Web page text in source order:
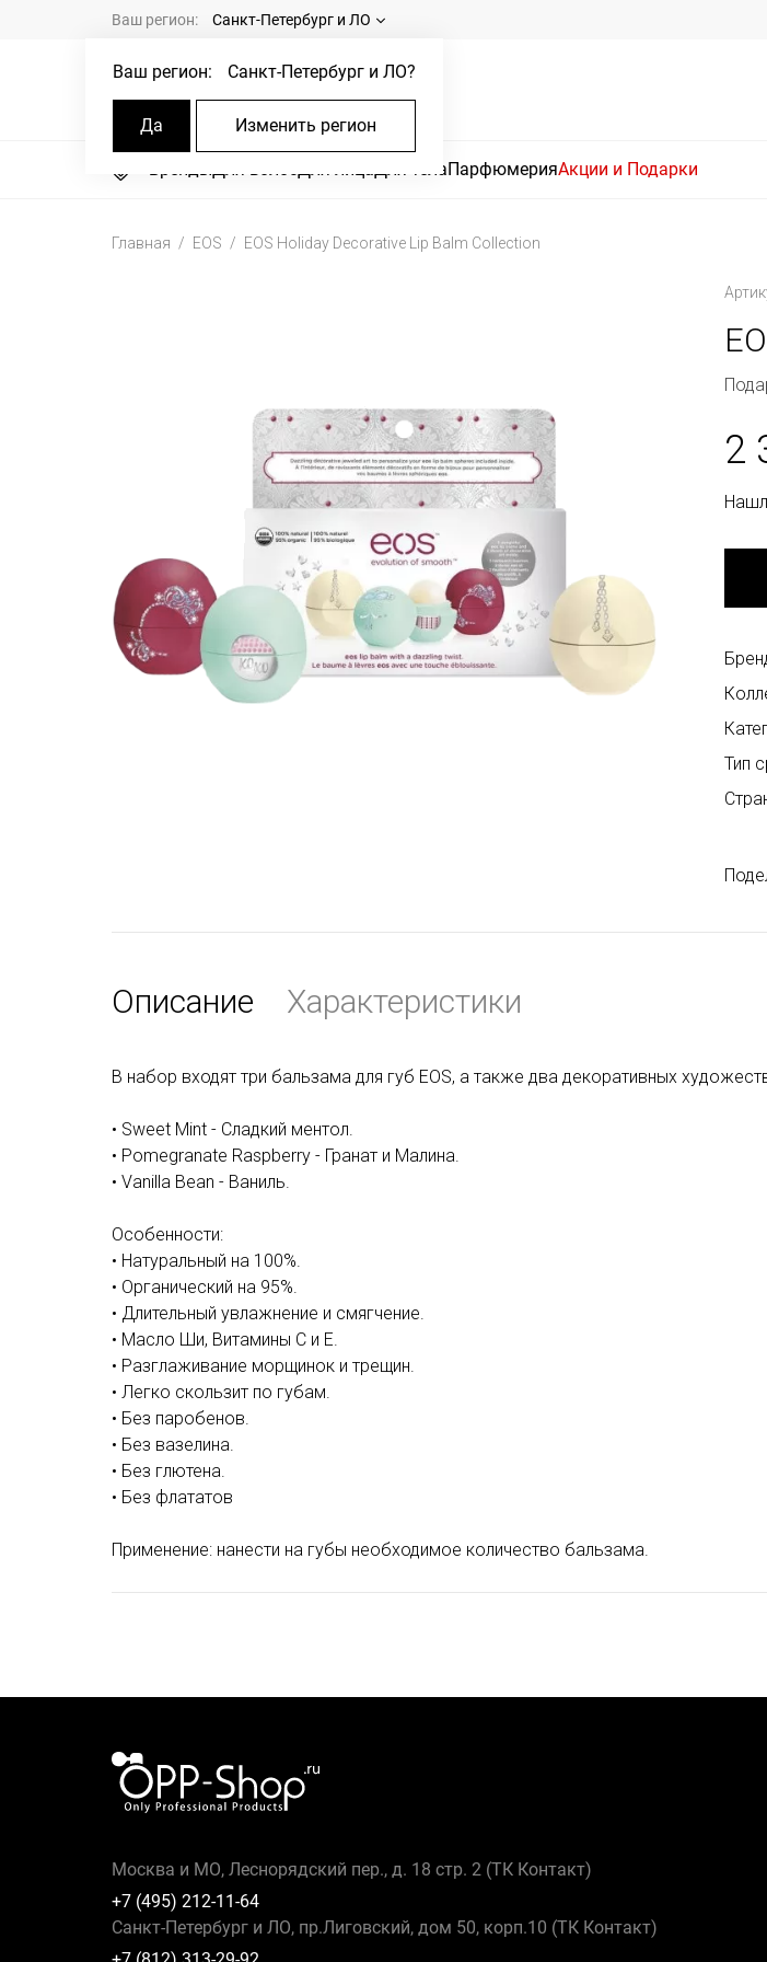
Ваш регион: Санкт-Петербург и ЛО
Ваш регион: Санкт-Петербург и ЛО?
Да Изменить регион
БрендыДля волосДля лицаДля телаПарфюмерияАкции и Подарки
Главная EOS EOS Holiday Decorative Lip Balm Collection
2
Тип
Описание Характеристики
В набор входят три бальзама для губ EOS, а также два декоративных
• Sweet Mint - Сладкий ментол.
• Pomegranate Raspberry - Гранат и Малина.
• Vanilla Bean - Ваниль.
Особенности:
• Натуральный на 100%.
• Органический на 95%.
• Длительный увлажнение и смягчение.
• Масло Ши, Витамины C и E.
• Разглаживание морщинок и трещин.
• Легко скользит по губам.
• Без паробенов.
• Без вазелина.
• Без глютена.
• Без флататов
Применение: нанести на губы необходимое количество бальзама.
Москва и МО, Леснорядский пер., д. 18 стр. 2 (ТК Контакт)
+7 (495) 212-11-64
Санкт-Петербург и ЛО, пр.Лиговский, дом 50, корп.10 (ТК Контакт)